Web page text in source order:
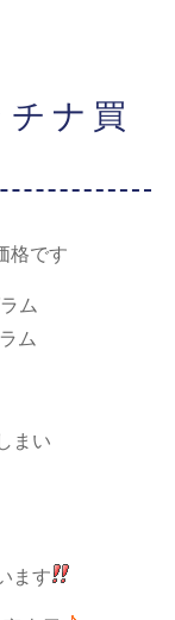
ナ買
格です
ム
ム
まい
ます